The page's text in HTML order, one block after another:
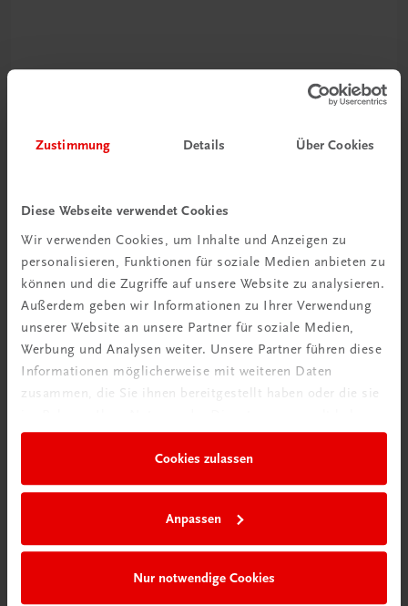
Zustimmung Details Über Cookies
Diese Webseite verwendet Cookies
Wir verwenden Cookies, um Inhalte und Anzeigen zu
personalisieren, Funktionen für soziale Medien anbieten zu
können und die Zugriffe auf unsere Website zu analysieren.
Außerdem geben wir Informationen zu Ihrer Verwendung
unserer Website an unsere Partner für soziale Medien,
Werbung und Analysen weiter. Unsere Partner führen diese
Informationen möglicherweise mit weiteren Daten
zusammen, die Sie ihnen bereitgestellt haben oder die sie
Cookies zulassen
Anpassen
Nur notwendige Cookies
Wie mit KI im Unterricht
umgehen?
Mehr erfahren
Rabattcode erhalten
Newsletter abonnieren
& Versandkosten sparen